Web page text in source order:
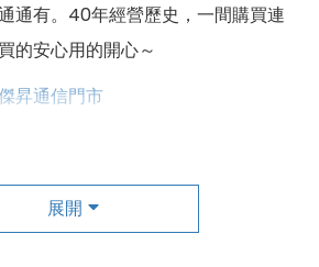
通有。40年經營歷史，一間購買連
的安心用的開心～
昇通信門市
了可以「消費集點兌換商品」，每半
配件購物金」，每年再送「VIP生日
展開